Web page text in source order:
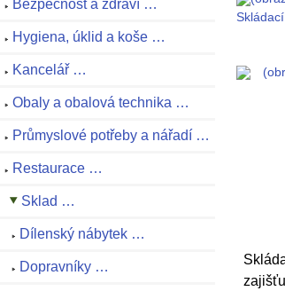
Bezpečnost a zdraví …
Hygiena, úklid a koše …
Kancelář …
Obaly a obalová technika …
Průmyslové potřeby a nářadí …
Restaurace …
Sklad …
Dílenský nábytek …
Dopravníky …